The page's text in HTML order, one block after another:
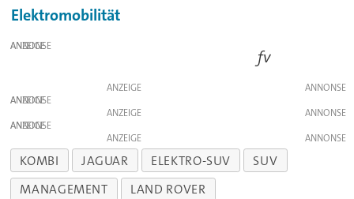
Elektromobilität
ANZEIGE
fv
ANZEIGE
ANZEIGE
ANZEIGE
ANZEIGE
ANZEIGE
KOMBI JAGUAR ELEKTRO-SUV
SUV
MANAGEMENT
LAND ROVER